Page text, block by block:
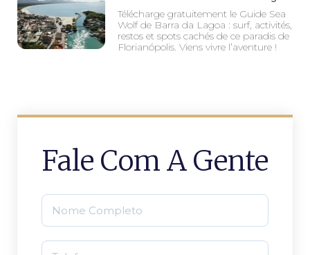
Télécharge gratuitement le Guide Sea
Wolf de Barra da Lagoa : surf, activités,
restos et spots cachés de ce paradis de
Florianópolis. Viens vivre l’aventure !
Fale Com A Gente